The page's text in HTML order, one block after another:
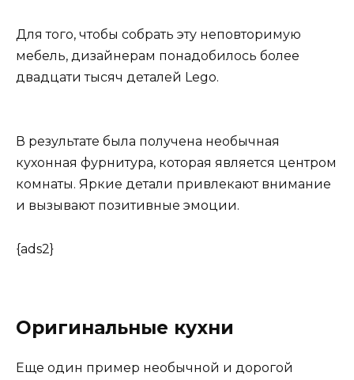
Для того, чтобы собрать эту неповторимую
мебель, дизайнерам понадобилось более
двадцати тысяч деталей Lego.
В результате была получена необычная
кухонная фурнитура, которая является центром
комнаты. Яркие детали привлекают внимание
и вызывают позитивные эмоции.
{ads2}
Оригинальные кухни
Еще один пример необычной и дорогой